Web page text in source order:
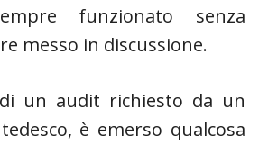
funzionato senza
messo in discussione.
un audit richiesto da un
è emerso qualcosa